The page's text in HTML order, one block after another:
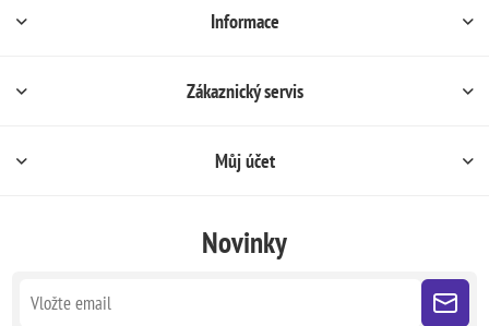
Informace
Zákaznický servis
Můj účet
Novinky